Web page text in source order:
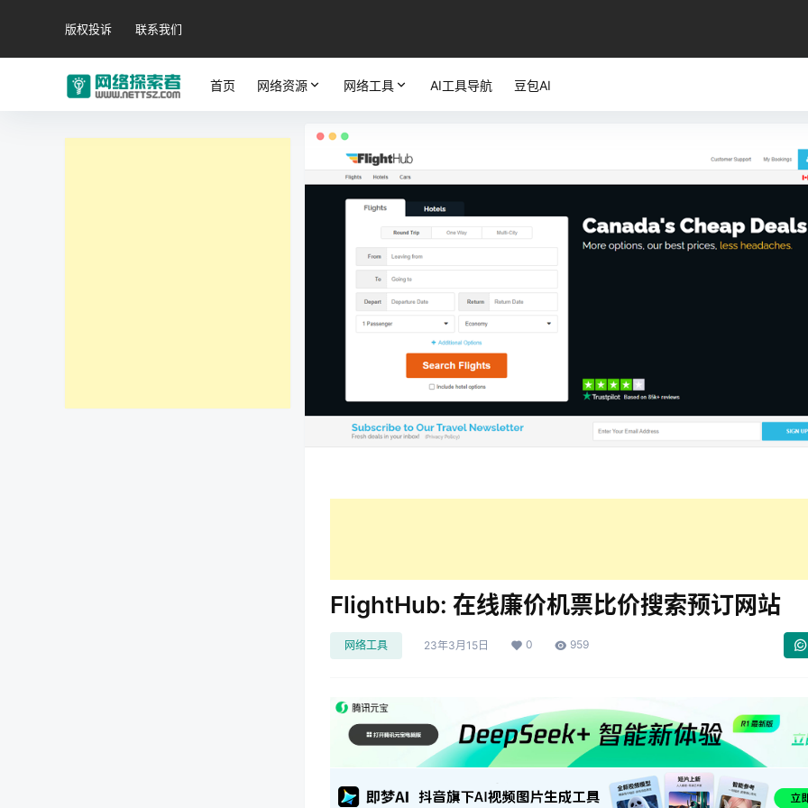
版权投诉 联系我们
首页 网络资源 网络工具 AI工具导航 豆包AI
FlightHub: 在线廉价机票比价搜索预订网站
网络工具 23年3月15日 0 959